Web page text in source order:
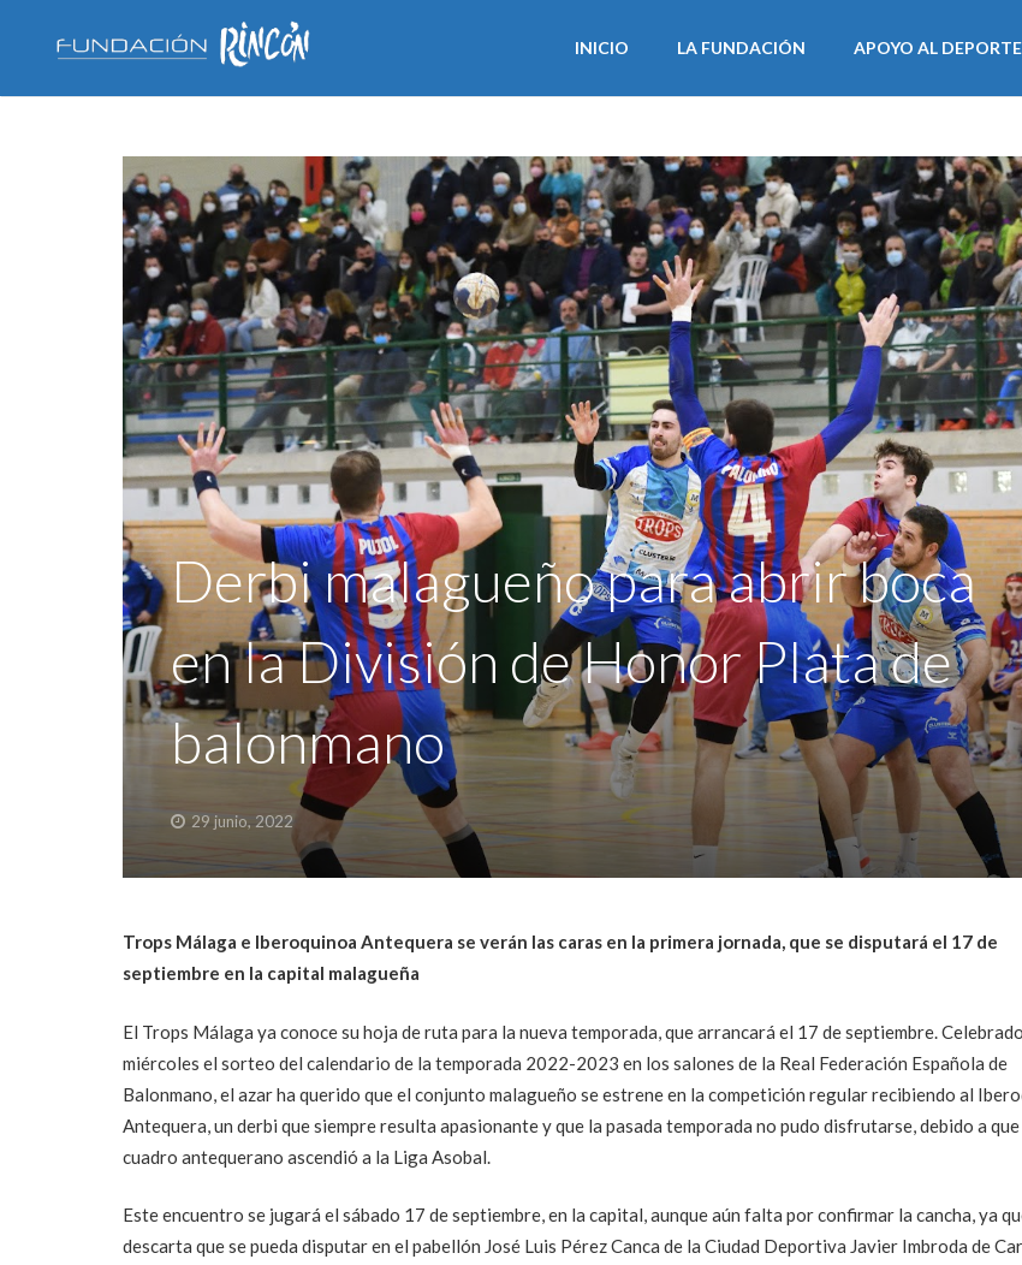
INICIO LA FUNDACIÓN APOYO AL DEPORTE
Derbi malagueño para abrir boca
en la División de Honor Plata de
balonmano
29 junio, 2022
Trops Málaga e Iberoquinoa Antequera se verán las caras en la primera jornada, que se disputará el 17 de
septiembre en la capital malagueña
El Trops Málaga ya conoce su hoja de ruta para la nueva temporada, que arrancará el 17 de septiembre.
miércoles el sorteo del calendario de la temporada 2022-2023 en los salones de la Real Federación Española de
Balonmano, el azar ha querido que el conjunto malagueño se estrene en la competición regular recibiendo al
Antequera, un derbi que siempre resulta apasionante y que la pasada temporada no pudo disfrutarse, debido a que
cuadro antequerano ascendió a la Liga Asobal.
Este encuentro se jugará el sábado 17 de septiembre, en la capital, aunque aún falta por confirmar la cancha, ya
descarta que se pueda disputar en el pabellón José Luis Pérez Canca de la Ciudad Deportiva Javier Imbroda de